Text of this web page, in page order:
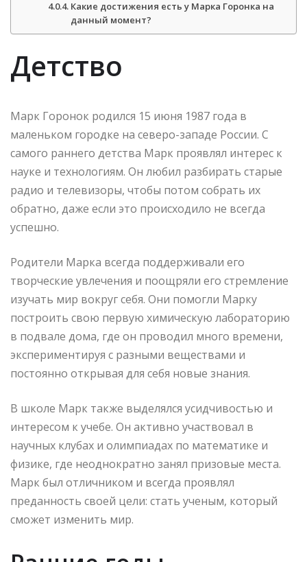
Какие достижения есть у Марка Горонка на
данный момент?
Детство
Марк Горонок родился 15 июня 1987 года в
маленьком городке на северо-западе России. С
самого раннего детства Марк проявлял интерес к
науке и технологиям. Он любил разбирать старые
радио и телевизоры, чтобы потом собрать их
обратно, даже если это происходило не всегда
успешно.
Родители Марка всегда поддерживали его
творческие увлечения и поощряли его стремление
изучать мир вокруг себя. Они помогли Марку
построить свою первую химическую лабораторию
в подвале дома, где он проводил много времени,
экспериментируя с разными веществами и
постоянно открывая для себя новые знания.
В школе Марк также выделялся усидчивостью и
интересом к учебе. Он активно участвовал в
научных клубах и олимпиадах по математике и
физике, где неоднократно занял призовые места.
Марк был отличником и всегда проявлял
преданность своей цели: стать ученым, который
сможет изменить мир.